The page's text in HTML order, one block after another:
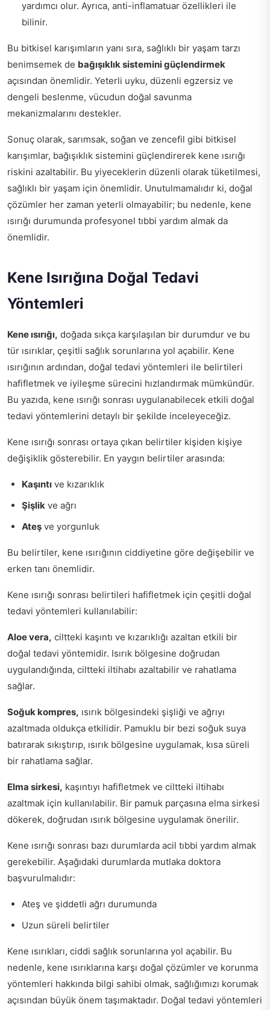
yardımcı olur. Ayrıca, anti-inflamatuar özellikleri ile
bilinir.
Bu bitkisel karışımların yanı sıra, sağlıklı bir yaşam tarzı
benimsemek de bağışıklık sistemini güçlendirmek
açısından önemlidir. Yeterli uyku, düzenli egzersiz ve
dengeli beslenme, vücudun doğal savunma
mekanizmalarını destekler.
Sonuç olarak, sarımsak, soğan ve zencefil gibi bitkisel
karışımlar, bağışıklık sistemini güçlendirerek kene ısırığı
riskini azaltabilir. Bu yiyeceklerin düzenli olarak tüketilmesi,
sağlıklı bir yaşam için önemlidir. Unutulmamalıdır ki, doğal
çözümler her zaman yeterli olmayabilir; bu nedenle, kene
ısırığı durumunda profesyonel tıbbi yardım almak da
önemlidir.
Kene Isırığına Doğal Tedavi
Yöntemleri
Kene ısırığı, doğada sıkça karşılaşılan bir durumdur ve bu
tür ısırıklar, çeşitli sağlık sorunlarına yol açabilir. Kene
ısırığının ardından, doğal tedavi yöntemleri ile belirtileri
hafifletmek ve iyileşme sürecini hızlandırmak mümkündür.
Bu yazıda, kene ısırığı sonrası uygulanabilecek etkili doğal
tedavi yöntemlerini detaylı bir şekilde inceleyeceğiz.
Kene ısırığı sonrası ortaya çıkan belirtiler kişiden kişiye
değişiklik gösterebilir. En yaygın belirtiler arasında:
Kaşıntı ve kızarıklık
Şişlik ve ağrı
Ateş ve yorgunluk
Bu belirtiler, kene ısırığının ciddiyetine göre değişebilir ve
erken tanı önemlidir.
Kene ısırığı sonrası belirtileri hafifletmek için çeşitli doğal
tedavi yöntemleri kullanılabilir:
Aloe vera, ciltteki kaşıntı ve kızarıklığı azaltan etkili bir
doğal tedavi yöntemidir. Isırık bölgesine doğrudan
uygulandığında, ciltteki iltihabı azaltabilir ve rahatlama
sağlar.
Soğuk kompres, ısırık bölgesindeki şişliği ve ağrıyı
azaltmada oldukça etkilidir. Pamuklu bir bezi soğuk suya
batırarak sıkıştırıp, ısırık bölgesine uygulamak, kısa süreli
bir rahatlama sağlar.
Elma sirkesi, kaşıntıyı hafifletmek ve ciltteki iltihabı
azaltmak için kullanılabilir. Bir pamuk parçasına elma sirkesi
dökerek, doğrudan ısırık bölgesine uygulamak önerilir.
Kene ısırığı sonrası bazı durumlarda acil tıbbi yardım almak
gerekebilir. Aşağıdaki durumlarda mutlaka doktora
başvurulmalıdır:
Ateş ve şiddetli ağrı durumunda
Uzun süreli belirtiler
Kene ısırıkları, ciddi sağlık sorunlarına yol açabilir. Bu
nedenle, kene ısırıklarına karşı doğal çözümler ve korunma
yöntemleri hakkında bilgi sahibi olmak, sağlığımızı korumak
açısından büyük önem taşımaktadır. Doğal tedavi yöntemleri